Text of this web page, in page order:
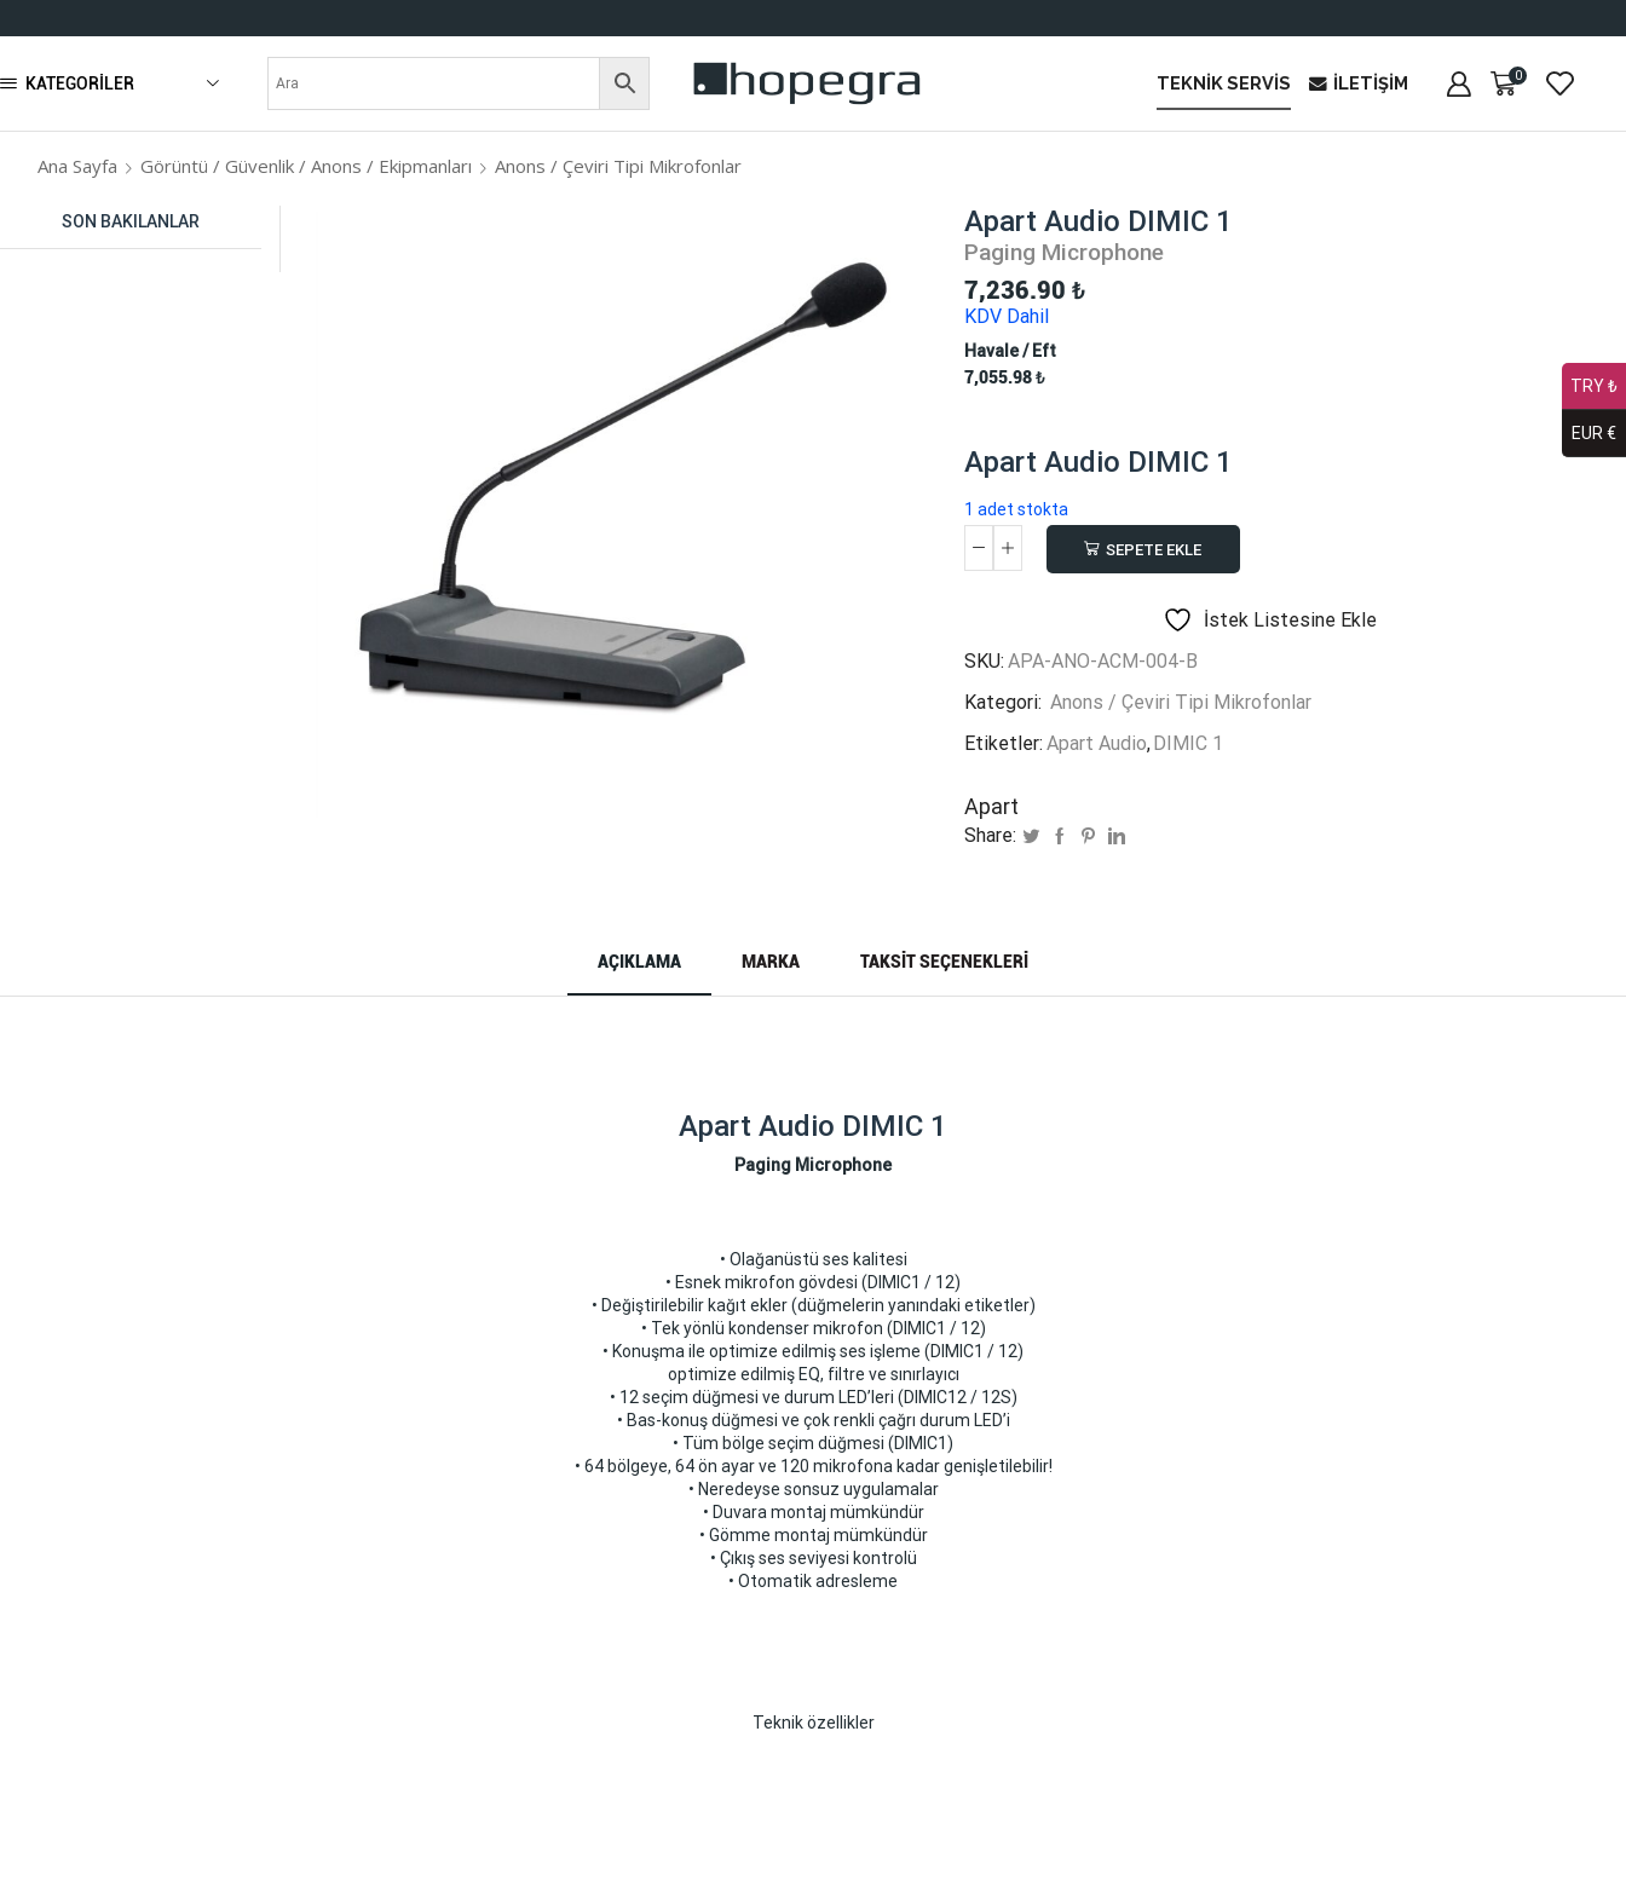
KATEGORILER TEKNIK SERVIS İLETIŞIM 0
Ana Sayfa Görüntü / Güvenlik / Anons / Ekipmanları Anons / Çeviri Tipi Mikrofonlar
Apart Audio DIMIC 1
Paging Microphone
7,236.90 ₺
KDV Dahil
Havale / Eft
7,055.98₺
Apart Audio DIMIC 1
1 adet stokta
Apart
1
adet
SEPETE EKLE
İstek Listesine Ekle
SKU: APA-ANO-ACM-004-B
Kategori: Anons / Çeviri Tipi Mikrofonlar
Etiketler: Apart Audio, DIMIC 1
Apart
Share:
SON BAKILANLAR
AÇIKLAMA MARKA TAKSIT SEÇENEKLERI
Apart Audio DIMIC 1
Paging Microphone
• Olağanüstü ses kalitesi
• Esnek mikrofon gövdesi (DIMIC1 / 12)
• Değiştirilebilir kağıt ekler (düğmelerin yanındaki etiketler)
• Tek yönlü kondenser mikrofon (DIMIC1 / 12)
• Konuşma ile optimize edilmiş ses işleme (DIMIC1 / 12)
optimize edilmiş EQ, filtre ve sınırlayıcı
• 12 seçim düğmesi ve durum LED’leri (DIMIC12 / 12S)
• Bas-konuş düğmesi ve çok renkli çağrı durum LED’i
• Tüm bölge seçim düğmesi (DIMIC1)
• 64 bölgeye, 64 ön ayar ve 120 mikrofona kadar genişletilebilir!
• Neredeyse sonsuz uygulamalar
• Duvara montaj mümkündür
• Gömme montaj mümkündür
• Çıkış ses seviyesi kontrolü
• Otomatik adresleme
Teknik özellikler
TRY ₺
EUR €